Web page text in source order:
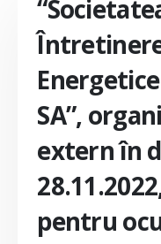
SA”,
extern în
pentru